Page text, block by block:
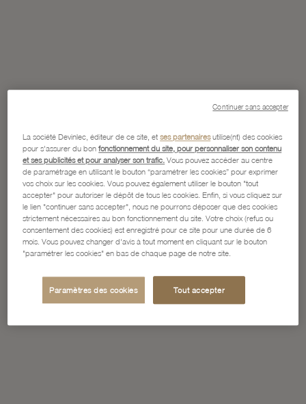
La société Devinlec, éditeur de ce site, etses partenairesutilise(nt) des cookies
pour s'assurer du bonfonctionnement du site, pour personnaliser son contenu
et ses publicités et pour analyser son trafic. Vous pouvez accéder au centre
de paramétrage en utilisant le bouton “paramétrer les cookies” pour exprimer
vos choix sur les cookies. Vous pouvez également utiliser le bouton "tout
accepter" pour autoriser le dépôt de tous les cookies. Enfin, si vous cliquez sur
le lien "continuer sans accepter", nous ne pourrons déposer que des cookies
strictement nécessaires au bon fonctionnement du site. Votre choix (refus ou
consentement des cookies) est enregistré pour ce site pour une durée de 6
mois. Vous pouvez changer d'avis à tout moment en cliquant sur le bouton
"paramétrer les cookies" en bas de chaque page de notre site.
Paramètres des cookies Tout accepter
Continuer sans accepter